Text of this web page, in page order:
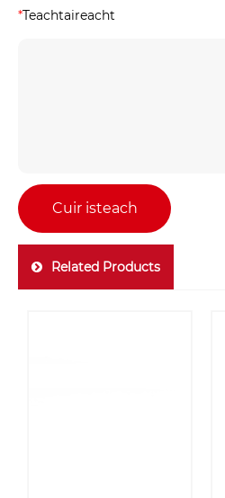
*Teachtaireacht
Cuir isteach
Related Products